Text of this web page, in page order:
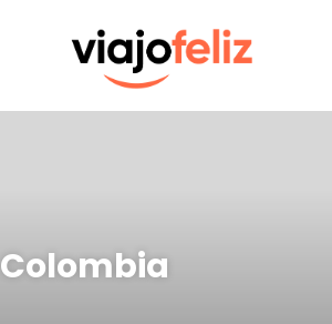
Colombia